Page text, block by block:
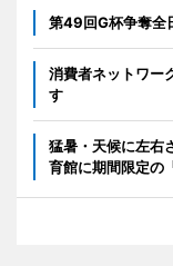
第49回G杯争奪全
消費者ネットワー
す
猛暑・天候に左右
育館に期間限定の